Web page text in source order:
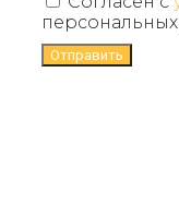
Отправить